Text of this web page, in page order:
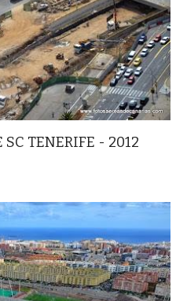
TENERIFE - 2012